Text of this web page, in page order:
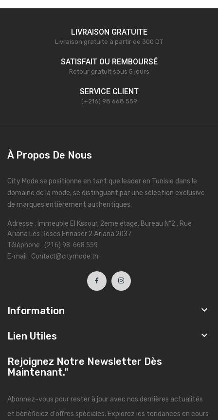
LIVRAISON GRATUITE
Livraison gratuite à partir de 300 DT
SATISFAIT OU REMBOURSÉ
Retour gratuit sous 5 jours
SERVICE CLIENT
(+216) 98 668 559
À Propos De Nous
City Mode se positionne en tant que leader en Tunisie dans le
domaine de la mode, se distinguant par une sélection exclusive
de marques entièrement authentiques.
Adresse : Immeuble El Kssour, 2eme étage, Bureau N°2 , Rue
Ariana Les Roses Ennaser 2 Ariana 2037
Téléphone : (216) 98 668 559
E-mail : Contact@citymode.tn
Information 
Lien Utiles 
Rejoignez Notre Newsletter Dès
Maintenant."
Abonnez-vous pour rester à jour avec nos dernières actualités
et bénéficiez d'offres spéciales. Explorez les tendances en cours